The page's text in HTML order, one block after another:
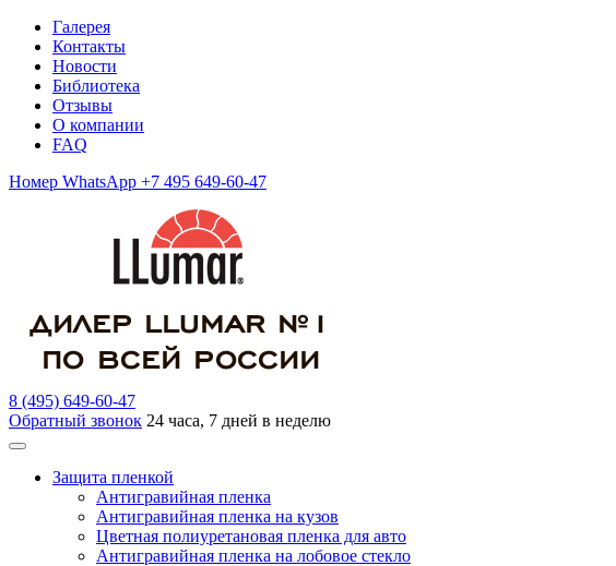
Галерея
Контакты
Новости
Библиотека
Отзывы
О компании
FAQ
Номер WhatsApp +7 495 649-60-47
8 (495) 649-60-47
Обратный звонок 24 часа, 7 дней в неделю
Защита пленкой
Антигравийная пленка
Антигравийная пленка на кузов
Цветная полиуретановая пленка для авто
Антигравийная пленка на лобовое стекло